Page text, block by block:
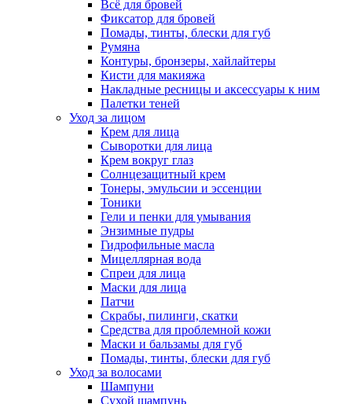
Всё для бровей
Фиксатор для бровей
Помады, тинты, блески для губ
Румяна
Контуры, бронзеры, хайлайтеры
Кисти для макияжа
Накладные ресницы и аксессуары к ним
Палетки теней
Уход за лицом
Крем для лица
Сыворотки для лица
Крем вокруг глаз
Солнцезащитный крем
Тонеры, эмульсии и эссенции
Тоники
Гели и пенки для умывания
Энзимные пудры
Гидрофильные масла
Мицеллярная вода
Спреи для лица
Маски для лица
Патчи
Скрабы, пилинги, скатки
Средства для проблемной кожи
Маски и бальзамы для губ
Помады, тинты, блески для губ
Уход за волосами
Шампуни
Сухой шампунь